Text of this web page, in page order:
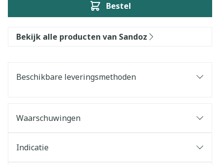
Bestel
Bekijk alle producten van Sandoz
Beschikbare leveringsmethoden
Waarschuwingen
Indicatie